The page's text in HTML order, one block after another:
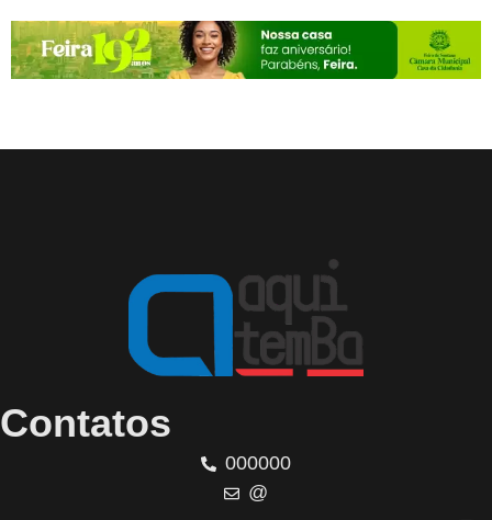
Contatos
000000
@